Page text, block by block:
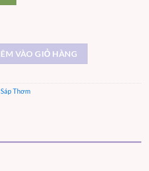
số lượng
VÀO GIỎ HÀNG
Thơm